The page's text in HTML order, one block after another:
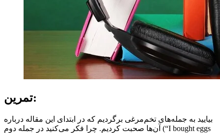
تمرین:
بیایید به جمله‌های تخم‌مرغی برگردیم که در ابتدای این مقاله درباره
آن‌ها صحبت کردیم. چرا فکر می‌کنید در جمله دوم (“I bought eggs